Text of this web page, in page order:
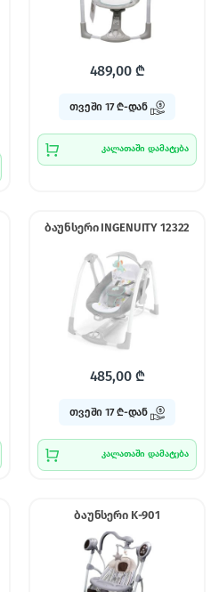
489,00 ₾
თვეში 17 ₾-დან
კალათაში დამატება
ბაუნსერი INGENUITY 12322
485,00 ₾
თვეში 17 ₾-დან
კალათაში დამატება
ბაუნსერი K-901